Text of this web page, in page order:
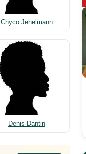
Chyco Jehelmann
Denis Dantin